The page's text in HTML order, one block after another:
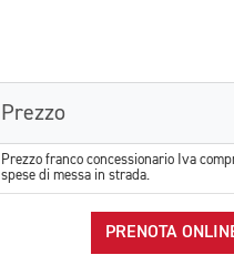
Prezzo
Prezzo franco concessionario Iva
spese di messa in strada.
PRENOTA